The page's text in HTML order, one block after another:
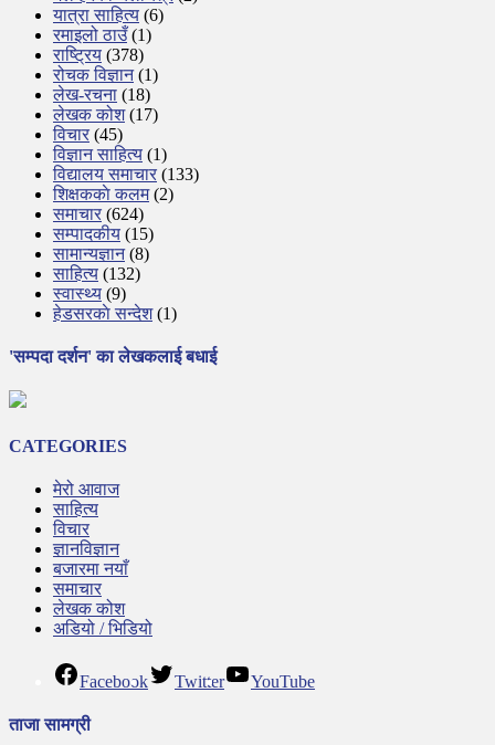
यात्रा साहित्य (6)
रमाइलो ठाउँ(1)
राष्ट्रिय (378)
रोचक विज्ञान(1)
लेख-रचना (18)
लेखक कोश(17)
विचार (45)
विज्ञान साहित्य (1)
विद्यालय समाचार (133)
शिक्षककाे कलम(2)
समाचार (624)
सम्पादकीय (15)
सामान्यज्ञान(8)
साहित्य (132)
स्वास्थ्य (9)
हेडसरकाे सन्देश(1)
'सम्पदा दर्शन' का लेखकलाई बधाई
CATEGORIES
मेरो आवाज
साहित्य
विचार
ज्ञानविज्ञान
बजारमा नयाँ
समाचार
लेखक कोश
अडियो / भिडियो
Facebook Twitter YouTube
ताजा सामग्री